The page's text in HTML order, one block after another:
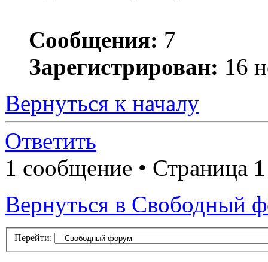
Сообщения: 7
Зарегистрирован: 16
Вернуться к началу
Ответить
1 сообщение • Страница 1
Вернуться в Свободный
Перейти: